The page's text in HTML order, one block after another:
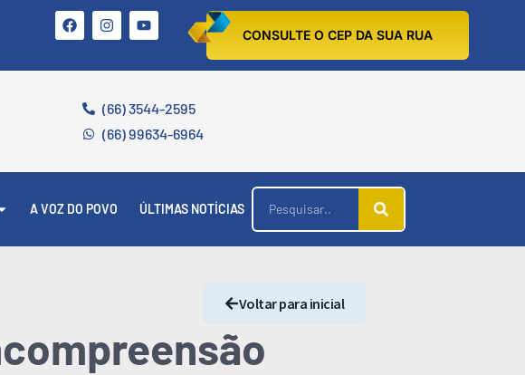
CONSULTE O CEP DA SUA RUA
(66) 3544-2595
(66) 99634-6964
A VOZ DO POVO ÚLTIMAS NOTÍCIAS
Voltar para inicial